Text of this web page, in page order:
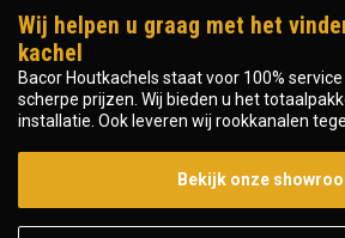
Wij helpen u graag met het
kachel
Bacor Houtkachels staat voor 100%
scherpe prijzen. Wij bieden u het
installatie. Ook leveren wij rookkanalen
Bekijk onze